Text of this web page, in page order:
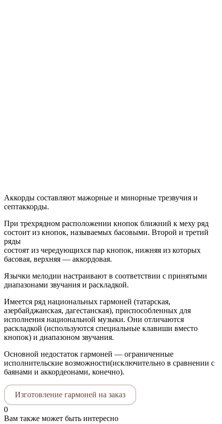
Аккорды составляют мажорные и минорные трезвучия и
септаккорды.
При трехрядном расположении кнопок ближний к меху ряд
состоит из кнопок, называемых басовыми. Второй и третий
ряды
состоят из чередующихся пар кнопок, нижняя из которых
басовая, верхняя — аккордовая.
Язычки мелодии настраивают в соответствии с принятыми
диапазонами звучания и раскладкой.
Имеется ряд национальных гармоней (татарская,
азербайджанская, дагестанская), приспособленных для
исполнения национальной музыки. Они отличаются
раскладкой (используются специальные клавиши вместо
кнопок) и диапазоном звучания.
Основной недостаток гармоней — ограниченные
исполнительские возможности(исключительно в сравнении с
баянами и аккордеонами, конечно).
Изготовление гармоней на заказ
0
Вам также может быть интересно